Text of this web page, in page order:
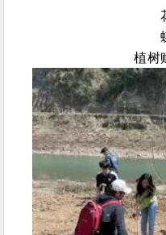
植树